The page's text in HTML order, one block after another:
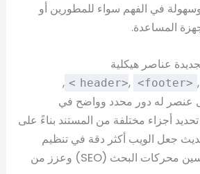
في الفهم سواء للمطورين أو
المساعدة.
عناصر هيكلية
, <footer> ,
,
عنصر له دور محدد وواضح في
أجزاء مختلفة من المستند بناءً على
جعل الويب أكثر دقة في تنظيم
المعلومات وسهل تحسين محركات البحث (SEO) وعزز من